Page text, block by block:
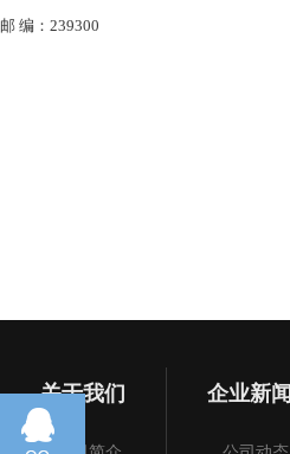
邮 编：239300
关于我们 企业新闻